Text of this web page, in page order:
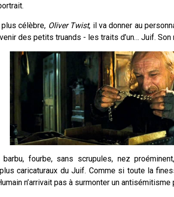
célèbre, Oliver Twist, il va donner au
des petits truands - les traits d’un… Juif. Son
barbu, fourbe, sans scrupules, nez
caricaturaux du Juif. Comme si toute la
n’arrivait pas à surmonter un